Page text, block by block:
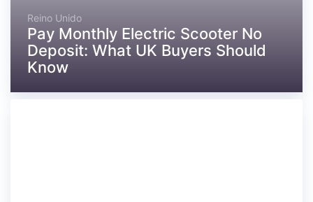
Reino Unido
Pay Monthly Electric Scooter No
Deposit: What UK Buyers Should
Know